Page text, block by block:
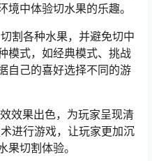
中体验切水果的乐趣。
割各种水果，并避免切中
模式，如经典模式、挑战
自己的喜好选择不同的游
效果出色，为玩家呈现清
进行游戏，让玩家更加沉
切割体验。